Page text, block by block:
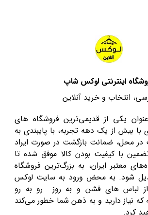
اینترنتی لوکس شاپ
انتخاب و خرید آنلاین
یکی از قدیمی‌ترین فروشگاه های
با بیش از یک دهه تجربه، با پایبندی به
محل، ضمانت بازگشت در صورت ایراد
با کیفیت بودن کالا موفق شده تا
معتبر ایران، به بزرگ‌ترین فروشگاه
تبدیل شود. به محض ورود به سایت لوکس
لباس های فشن و به روز رو به رو
نیاز دارید و به ذهن شما خطور می‌کند
کرد.